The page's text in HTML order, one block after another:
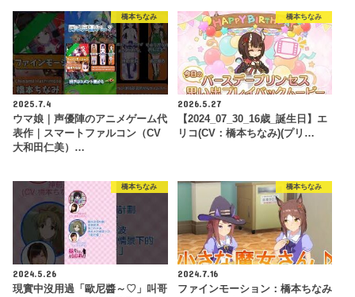
橋本ちなみ
2025.7.4
ウマ娘｜声優陣のアニメゲーム代
表作｜スマートファルコン（CV
大和田仁美）…
橋本ちなみ
2026.5.27
【2024_07_30_16歳_誕生日】エ
リコ(CV：橋本ちなみ)(プリ…
橋本ちなみ
2024.5.26
現實中沒用過「歐尼醬～♡」叫哥
橋本ちなみ
2024.7.16
ファインモーション：橋本ちなみ